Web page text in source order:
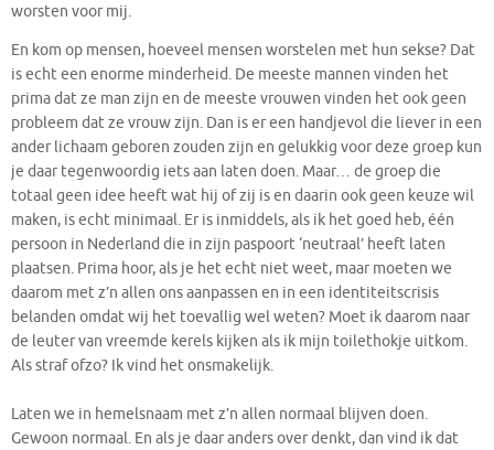
worsten voor mij.
En kom op mensen, hoeveel mensen worstelen met hun sekse? Dat
is echt een enorme minderheid. De meeste mannen vinden het
prima dat ze man zijn en de meeste vrouwen vinden het ook geen
probleem dat ze vrouw zijn. Dan is er een handjevol die liever in een
ander lichaam geboren zouden zijn en gelukkig voor deze groep kun
je daar tegenwoordig iets aan laten doen. Maar… de groep die
totaal geen idee heeft wat hij of zij is en daarin ook geen keuze wil
maken, is echt minimaal. Er is inmiddels, als ik het goed heb, één
persoon in Nederland die in zijn paspoort ‘neutraal’ heeft laten
plaatsen. Prima hoor, als je het echt niet weet, maar moeten we
daarom met z’n allen ons aanpassen en in een identiteitscrisis
belanden omdat wij het toevallig wel weten? Moet ik daarom naar
de leuter van vreemde kerels kijken als ik mijn toilethokje uitkom.
Als straf ofzo? Ik vind het onsmakelijk.
Laten we in hemelsnaam met z’n allen normaal blijven doen.
Gewoon normaal. En als je daar anders over denkt, dan vind ik dat